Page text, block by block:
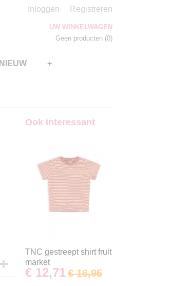
Inloggen Registreren
UW WINKELWAGEN
Geen producten (0)
NIEUW +
Ook interessant
TNC gestreept shirt fruit
market
€ 12,71€ 16,95